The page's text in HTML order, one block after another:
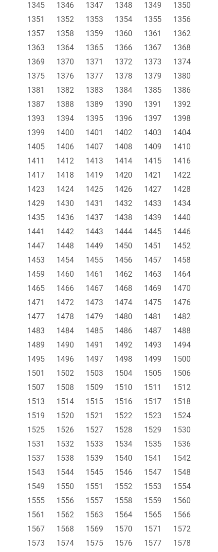
1345
1346 1347 1348 1349
1350
1351
1352 1353 1354 1355
1356
1357
1358 1359 1360 1361
1362
1363
1364 1365 1366 1367
1368
1369
1370 1371 1372 1373
1374
1375
1376 1377 1378 1379
1380
1381
1382 1383 1384 1385
1386
1387
1388 1389 1390 1391
1392
1393
1394 1395 1396 1397
1398
1399
1400 1401 1402 1403
1404
1405
1406 1407 1408 1409
1410
1411
1412 1413 1414 1415
1416
1417
1418 1419 1420 1421
1422
1423
1424 1425 1426 1427
1428
1429
1430 1431 1432 1433
1434
1435
1436 1437 1438 1439
1440
1441
1442 1443 1444 1445
1446
1447
1448 1449 1450 1451
1452
1453
1454 1455 1456 1457
1458
1459
1460 1461 1462 1463
1464
1465
1466 1467 1468 1469
1470
1471
1472 1473 1474 1475
1476
1477
1478 1479 1480 1481
1482
1483
1484 1485 1486 1487
1488
1489
1490 1491 1492 1493
1494
1495
1496 1497 1498 1499
1500
1501
1502 1503 1504 1505
1506
1507
1508 1509 1510 1511
1512
1513
1514 1515 1516 1517
1518
1519
1520 1521 1522 1523
1524
1525
1526 1527 1528 1529
1530
1531
1532 1533 1534 1535
1536
1537
1538 1539 1540 1541
1542
1543
1544 1545 1546 1547
1548
1549
1550 1551 1552 1553
1554
1555
1556 1557 1558 1559
1560
1561
1562 1563 1564 1565
1566
1567
1568 1569 1570 1571
1572
1573
1574 1575 1576 1577
1578